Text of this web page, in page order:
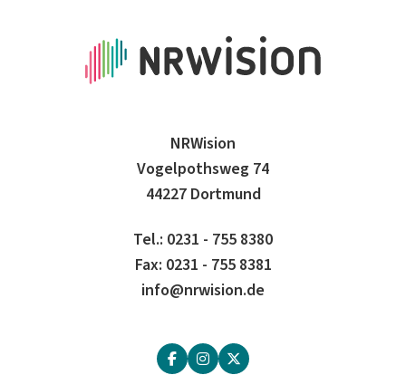
NRWision
Vogelpothsweg 74
44227 Dortmund
Tel.: 0231 - 755 8380
Fax: 0231 - 755 8381
info@nrwision.de